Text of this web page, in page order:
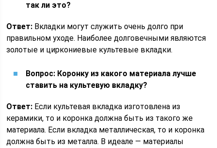
так ли это?
Ответ: Вкладки могут служить очень долго при
правильном уходе. Наиболее долговечными являются
золотые и циркониевые культевые вкладки.
Вопрос: Коронку из какого материала лучше
ставить на культевую вкладку?
Ответ: Если культевая вкладка изготовлена из
керамики, то и коронка должна быть из такого же
материала. Если вкладка металлическая, то и коронка
должна быть из металла. В идеале — материалы